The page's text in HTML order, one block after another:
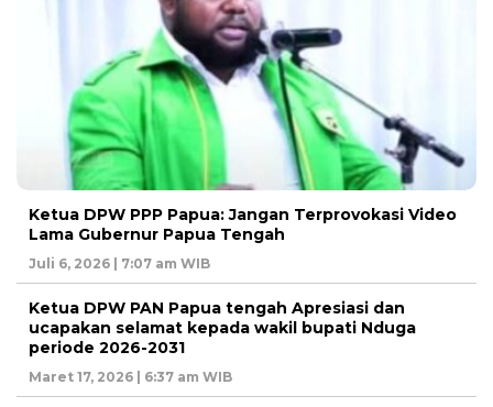
Ketua DPW PPP Papua: Jangan Terprovokasi Video
Lama Gubernur Papua Tengah
Juli 6, 2026 | 7:07 am WIB
Ketua DPW PAN Papua tengah Apresiasi dan
ucapakan selamat kepada wakil bupati Nduga
periode 2026-2031
Maret 17, 2026 | 6:37 am WIB